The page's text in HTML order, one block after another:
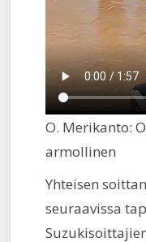
O. Merikanto:
armollinen
Yhteisen
seuraavissa